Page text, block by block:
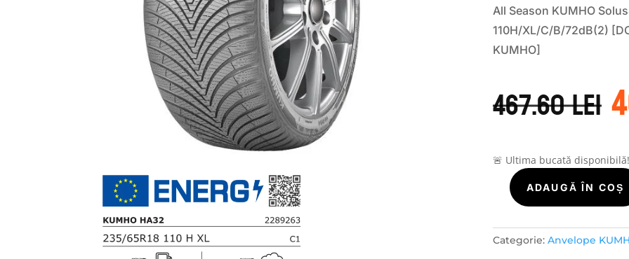
All Season KUMHO
110H/XL/C/B/72dB(2)
KUMHO]
467.60leia
🚨 Ultima bucată
Cantitate
Kumho
SOLUS
4S
ADAUGĂ ÎN COȘ
Categorie: Anvelope